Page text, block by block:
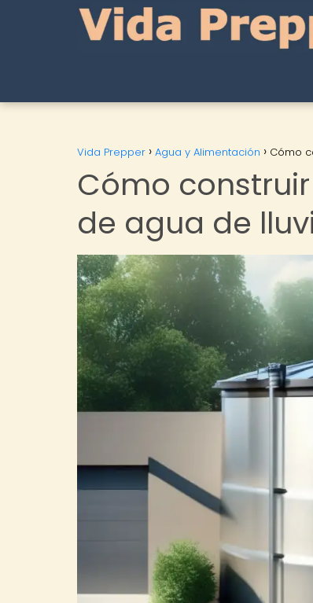
Vida Prepper Agua y Alimentación Cómo
Cómo
de agua de